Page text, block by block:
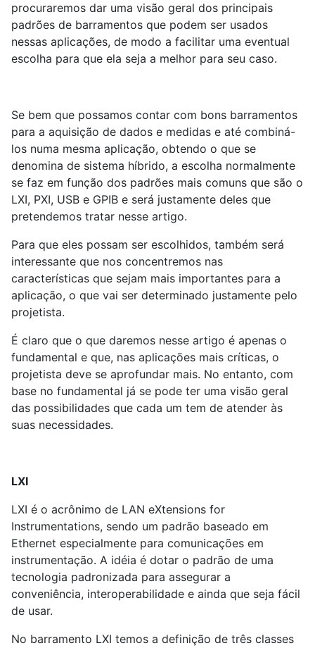
procuraremos dar uma visão geral dos principais
padrões de barramentos que podem ser usados
nessas aplicações, de modo a facilitar uma eventual
escolha para que ela seja a melhor para seu caso.
Se bem que possamos contar com bons barramentos
para a aquisição de dados e medidas e até combiná-
los numa mesma aplicação, obtendo o que se
denomina de sistema híbrido, a escolha normalmente
se faz em função dos padrões mais comuns que são o
LXI, PXI, USB e GPIB e será justamente deles que
pretendemos tratar nesse artigo.
Para que eles possam ser escolhidos, também será
interessante que nos concentremos nas
características que sejam mais importantes para a
aplicação, o que vai ser determinado justamente pelo
projetista.
É claro que o que daremos nesse artigo é apenas o
fundamental e que, nas aplicações mais críticas, o
projetista deve se aprofundar mais. No entanto, com
base no fundamental já se pode ter uma visão geral
das possibilidades que cada um tem de atender às
suas necessidades.
LXI
LXI é o acrônimo de LAN eXtensions for
Instrumentations, sendo um padrão baseado em
Ethernet especialmente para comunicações em
instrumentação. A idéia é dotar o padrão de uma
tecnologia padronizada para assegurar a
conveniência, interoperabilidade e ainda que seja fácil
de usar.
No barramento LXI temos a definição de três classes